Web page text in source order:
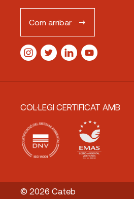
Com arribar
COL·LEGI CERTIFICAT AMB
© 2026 Cateb